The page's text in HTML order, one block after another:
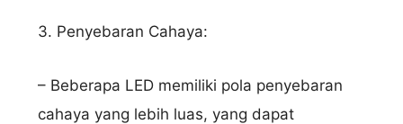
3. Penyebaran Cahaya:
– Beberapa LED memiliki pola penyebaran
cahaya yang lebih luas, yang dapat